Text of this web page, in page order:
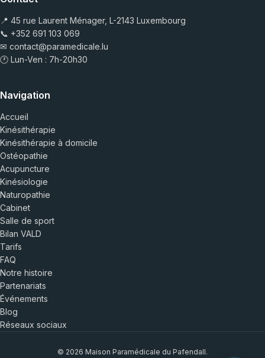
📍 45 rue Laurent Ménager, L-2143 Luxembourg
📞 +352 691 103 069
✉ contact@paramedicale.lu
🕐 Lun-Ven : 7h-20h30
Navigation
Accueil
Kinésithérapie
Kinésithérapie à domicile
Ostéopathie
Acupuncture
Kinésiologie
Naturopathie
Cabinet
Salle de sport
Bilan VALD
Tarifs
FAQ
Notre histoire
Partenariats
Événements
Blog
Réseaux sociaux
© 2026 Maison Paramédicale du Pafendall.